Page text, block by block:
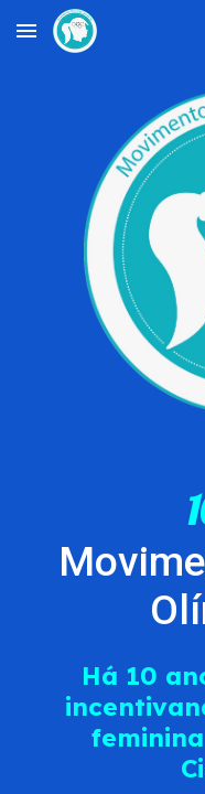
Skip to main content
Há 10